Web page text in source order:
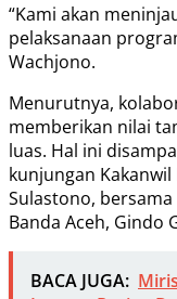
“Kami akan
pelaksanaan
Wachjono.
Menurutnya,
memberikan nilai
luas. Hal ini
kunjungan
Sulastono,
Banda Aceh, Gindo
BACA JUGA: